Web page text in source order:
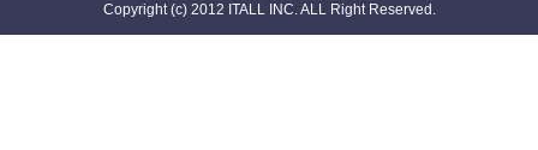
Copyright (c) 2012 ITALL INC. ALL Right Reserved.